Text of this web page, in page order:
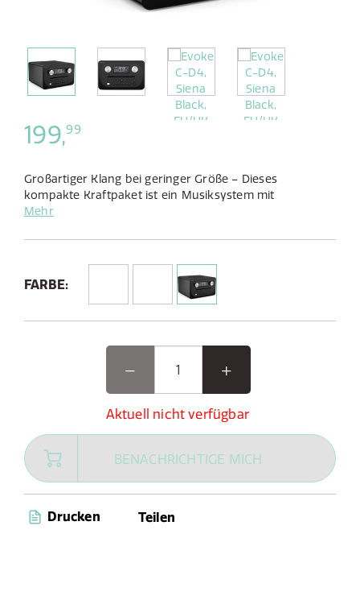
199,99
Großartiger Klang bei geringer Größe – Dieses
kompakte Kraftpaket ist ein Musiksystem mit
exzellentem Klang und einem Gehäuse in schönem
CD-Betrieb und Bluetooth.
Mehr
FARBE:
Aktuell nicht verfügbar
BENACHRICHTIGE MICH
Drucken Teilen